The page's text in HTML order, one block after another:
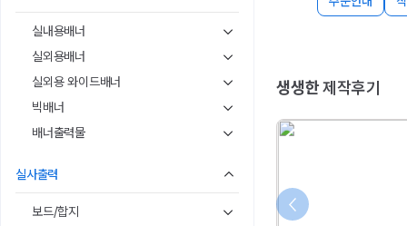
실내용배너
실외용배너
실외용 와이드배너
빅배너
배너출력물
실사출력
보드/합지
생생한제작후기